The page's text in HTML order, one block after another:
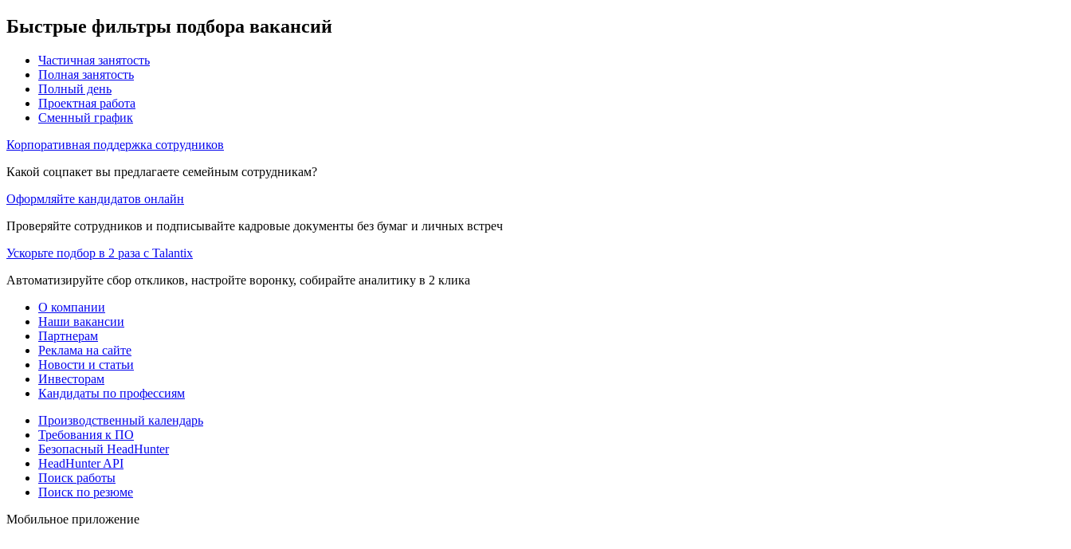
Быстрые фильтры подбора вакансий
Частичная занятость
Полная занятость
Полный день
Проектная работа
Сменный график
Корпоративная поддержка сотрудников
Какой соцпакет вы предлагаете семейным сотрудникам?
Оформляйте кандидатов онлайн
Проверяйте сотрудников и подписывайте кадровые документы без бумаг и личных встреч
Ускорьте подбор в 2 раза с Talantix
Автоматизируйте сбор откликов, настройте воронку, собирайте аналитику в 2 клика
О компании
Наши вакансии
Партнерам
Реклама на сайте
Новости и статьи
Инвесторам
Кандидаты по профессиям
Производственный календарь
Требования к ПО
Безопасный HeadHunter
HeadHunter API
Поиск работы
Поиск по резюме
Мобильное приложение